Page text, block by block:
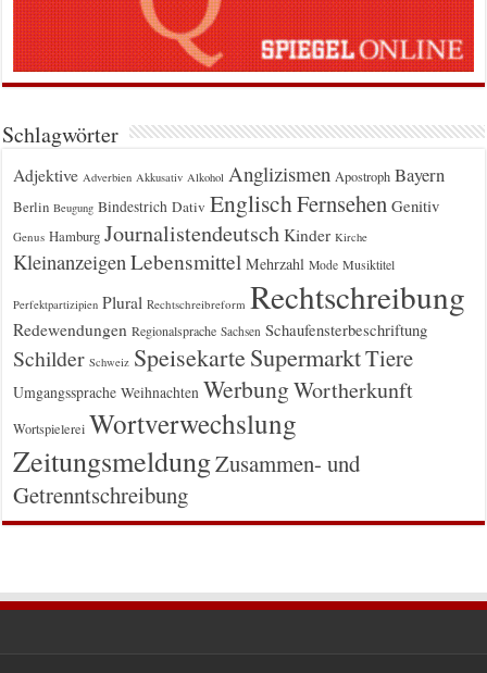
Schlagwörter
Adjektive Adverbien Akkusativ Alkohol Anglizismen Apostroph Bayern
Berlin Beugung Bindestrich Dativ EnglischFernsehen Genitiv
Genus Hamburg Journalistendeutsch Kinder Kirche
Kleinanzeigen Lebensmittel Mehrzahl Mode Musiktitel
Perfektpartizipien Plural Rechtschreibreform Rechtschreibung
Redewendungen Regionalsprache Sachsen Schaufensterbeschriftung
Schilder Schweiz Speisekarte SupermarktTiere
Umgangssprache Weihnachten WerbungWortherkunft
Wortspielerei Wortverwechslung
ZeitungsmeldungZusammen- und
Getrenntschreibung